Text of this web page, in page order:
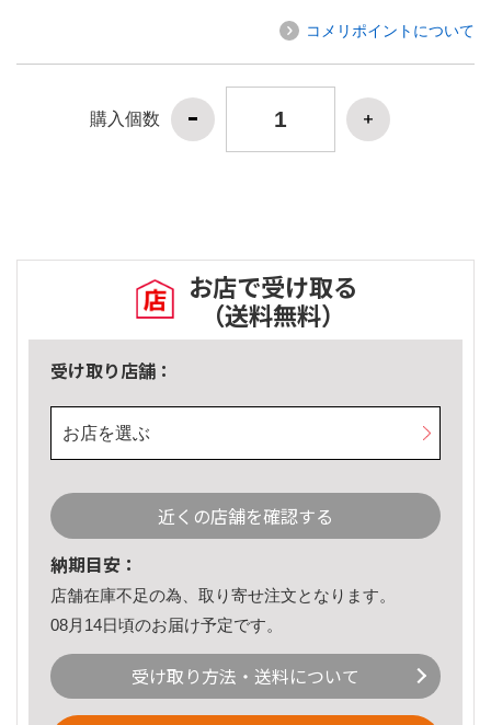
コメリポイントについて
購入個数
お店で受け取る
（送料無料）
受け取り店舗：
お店を選ぶ
近くの店舗を確認する
納期目安：
店舗在庫不足の為、取り寄せ注文となります。
08月14日頃のお届け予定です。
受け取り方法・送料について